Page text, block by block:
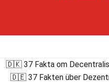
🇩🇰 37 Fakta om
🇩🇪 37 Fakten über